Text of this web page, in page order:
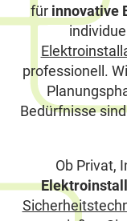
für innovative
professionell.
Bedürfnisse
Ob Privat,